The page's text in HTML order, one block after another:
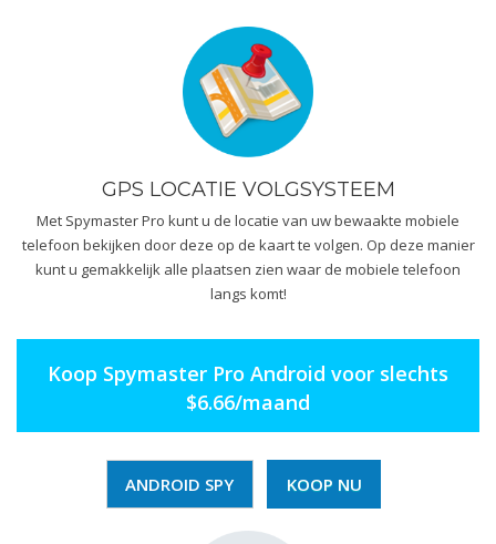
GPS LOCATIE VOLGSYSTEEM
Met Spymaster Pro kunt u de locatie van uw bewaakte mobiele
telefoon bekijken door deze op de kaart te volgen. Op deze manier
kunt u gemakkelijk alle plaatsen zien waar de mobiele telefoon
langs komt!
Koop Spymaster Pro Android voor slechts
$6.66/maand
ANDROID SPY KOOP NU